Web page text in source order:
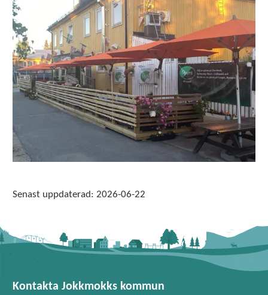
Senast uppdaterad: 2026-06-22
Kontakta Jokkmokks kommun